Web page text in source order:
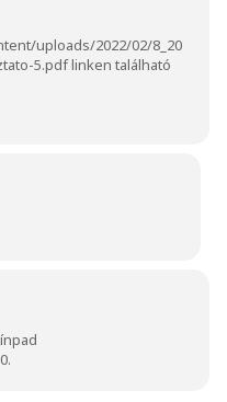
uploads/2022/02/8_20
5.pdflinken található